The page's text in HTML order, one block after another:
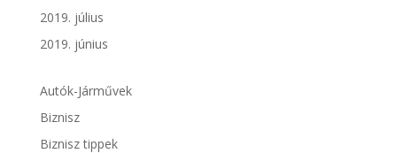
2019. július
2019. június
Autók-Járművek
Biznisz
Biznisz tippek